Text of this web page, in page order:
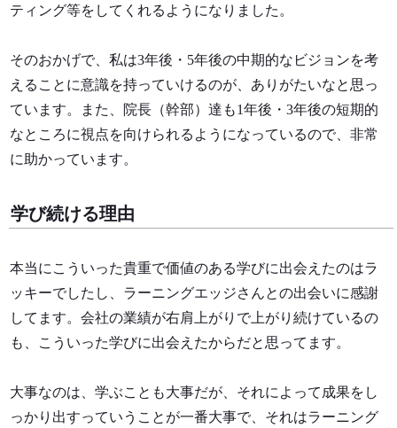
ティング等をしてくれるようになりました。
そのおかげで、 私は3年後・5年後の中期的なビジョンを考
えることに意識を持っていけるのが、ありがたいなと思っ
ています。また、院長（幹部）達も1年後・3年後の短期的
なところに視点を向けられるようになっているので、非常
に助かっています。
学び続ける理由
本当にこういった貴重で価値のある学びに出会えたのはラ
ッキーでしたし、 ラーニングエッジさんとの出会いに感謝
してます。 会社の業績が右肩上がりで上がり続けているの
も、こういった学びに出会えたからだと思ってます。
大事なのは、学ぶことも大事だが、それによって成果をし
っかり出すっていうことが一番大事で、 それはラーニング